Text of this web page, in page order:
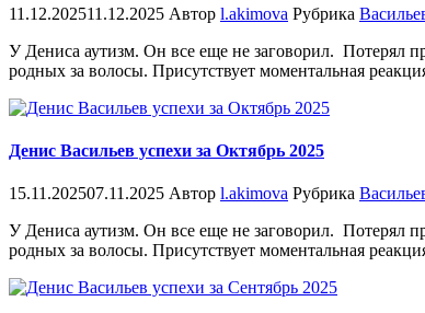
11.12.202511.12.2025 Автор l.akimova Рубрика
У Дениса аутизм. Он все еще не заговорил. Потерял
родных за волосы. Присутствует моментальная
Денис Васильев успехи за Октябрь 2025
15.11.202507.11.2025 Автор l.akimova Рубрика
У Дениса аутизм. Он все еще не заговорил. Потерял
родных за волосы. Присутствует моментальная